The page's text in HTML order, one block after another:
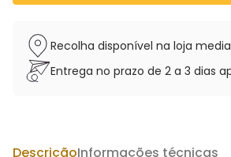
Recolha disponível na loja
Entrega no prazo de 2 a 3 dias
DescriçãoInformações técnicas